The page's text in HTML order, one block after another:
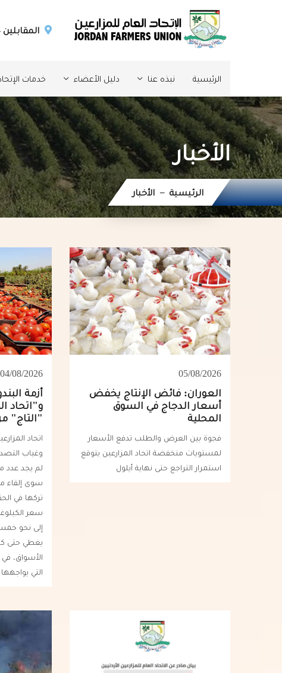
الرئيسية نبذه عنا دليل الأعضاء خدمات الإتحاد
الأخبار
الرئيسية الأخبار
05/08/2026
العوران: فائض الإنتاج يخفض
أسعار الدجاج في السوق
المحلية
فجوة بين العرض والطلب تدفع الأسعار
لمستويات منخفضة اتحاد المزارعين يتوقع
استمرار التراجع حتى نهاية أيلول
04/08/2026
أزمة
و"اتحاد
"التاج"
اتحاد
وغياب
لم يجد عدد
سوى إلقاء
تركها في
سعر
إلى نحو
يغطي حتى
الأسواق،
التي